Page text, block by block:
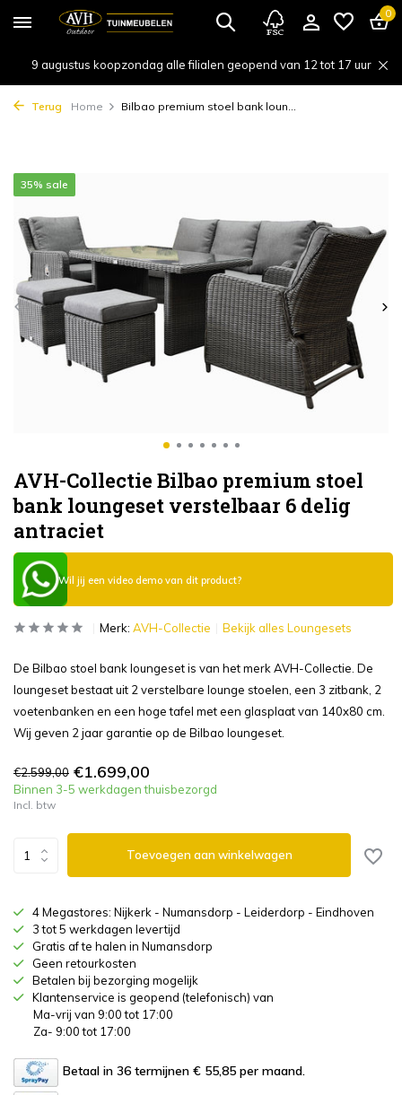
0
9 augustus koopzondag alle filialen geopend van 12 tot 17 uur
Terug Home Bilbao premium stoel bank loun...
AVH-Collectie Bilbao premium stoel
bank loungeset verstelbaar 6 delig
antraciet
35% sale
Wil jij een video demo van dit product?
Merk: AVH-Collectie Bekijk alles Loungesets
De Bilbao stoel bank loungeset is van het merk AVH-Collectie. De
loungeset bestaat uit 2 verstelbare lounge stoelen, een 3 zitbank, 2
voetenbanken en een hoge tafel met een glasplaat van 140x80 cm.
Wij geven 2 jaar garantie op de Bilbao loungeset.
€2.599,00 €1.699,00
Binnen 3-5 werkdagen thuisbezorgd
Incl. btw
Toevoegen aan winkelwagen
4 Megastores: Nijkerk - Numansdorp - Leiderdorp - Eindhoven
3 tot 5 werkdagen levertijd
Gratis af te halen in Numansdorp
Geen retourkosten
Betalen bij bezorging mogelijk
Klantenservice is geopend (telefonisch) van
Ma-vrij van 9:00 tot 17:00
Za- 9:00 tot 17:00
Betaal in 36 termijnen € 55,85 per maand.